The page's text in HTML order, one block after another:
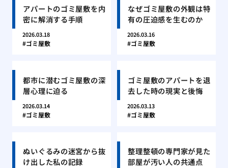
アパートのゴミ屋敷を内
密に解消する手順
2026.03.18
ゴミ屋敷
なぜゴミ屋敷の外観は特
有の圧迫感を生むのか
2026.03.16
ゴミ屋敷
都市に潜むゴミ屋敷の深
層心理に迫る
2026.03.14
ゴミ屋敷
ゴミ屋敷のアパートを退
去した時の現実と後悔
2026.03.13
ゴミ屋敷
ぬいぐるみの迷宮から抜
け出した私の記録
整理整頓の専門家が見た
部屋が汚い人の共通点